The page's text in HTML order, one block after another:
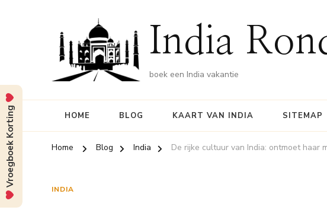
India
boek een India vakantie
HOME BLOG KAART VAN INDIA SITEMAP
Home Blog India De rijke cultuur van India: ontmoet haar
INDIA
Vroegboek Korting